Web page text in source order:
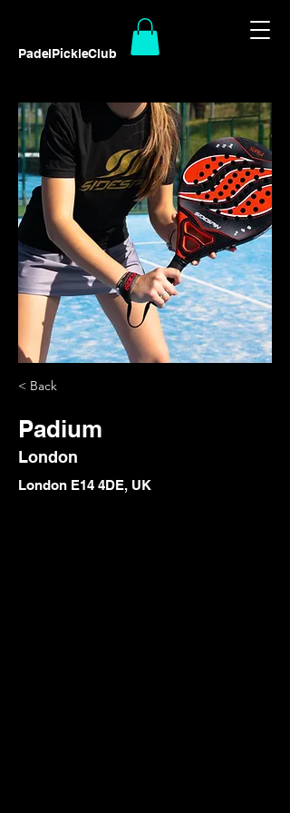
PadelPickleClub
< Back
Padium
London
London E14 4DE, UK